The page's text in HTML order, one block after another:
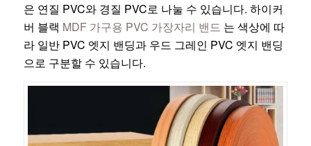
은 연질 PVC와 경질 PVC로 나눌 수 있습니다. 하이커
버 블랙 MDF 가구용 PVC 가장자리 밴드 는 색상에 따
라 일반 PVC 엣지 밴딩과 우드 그레인 PVC 엣지 밴딩
으로 구분할 수 있습니다.